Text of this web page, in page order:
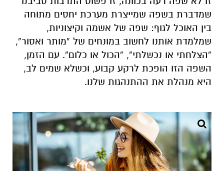
שמדברת בשפה שמייצרת מערכת יחסים מתוחה
בין האוכל לגוף: שפה של אשמה וקיצוניות,
שמלמדת אותנו לחשוב במונחים של “מותר ואסור”,
“הצלחתי או נכשלתי”, “הכול או כלום”. עם הזמן,
השפה הזו הופכת לרקע קבוע, וכשלא שמים לב,
היא מנהלת את ההתנהגות שלנו.